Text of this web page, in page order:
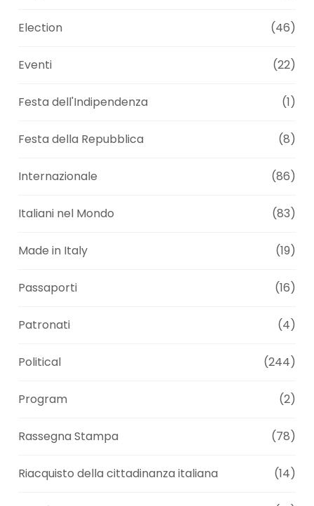
Election (46)
Eventi (22)
Festa dell'Indipendenza (1)
Festa della Repubblica (8)
Internazionale (86)
Italiani nel Mondo (83)
Made in Italy (19)
Passaporti (16)
Patronati (4)
Political (244)
Program (2)
Rassegna Stampa (78)
Riacquisto della cittadinanza italiana (14)